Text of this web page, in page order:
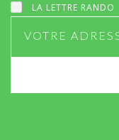
LA LETTRE RANDO